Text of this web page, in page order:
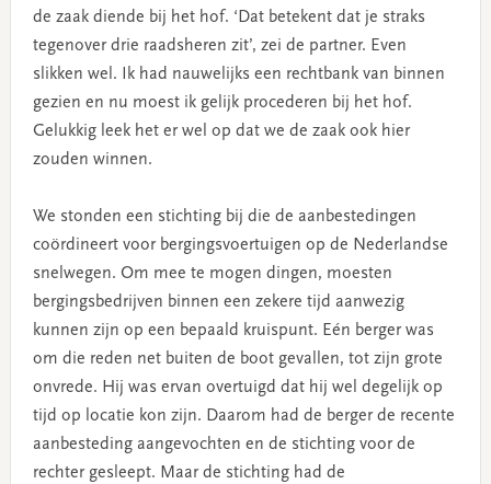
de zaak diende bij het hof. ‘Dat betekent dat je straks
tegenover drie raadsheren zit’, zei de partner. Even
slikken wel. Ik had nauwelijks een rechtbank van binnen
gezien en nu moest ik gelijk procederen bij het hof.
Gelukkig leek het er wel op dat we de zaak ook hier
zouden winnen.
We stonden een stichting bij die de aanbestedingen
coördineert voor bergingsvoertuigen op de Nederlandse
snelwegen. Om mee te mogen dingen, moesten
bergingsbedrijven binnen een zekere tijd aanwezig
kunnen zijn op een bepaald kruispunt. Eén berger was
om die reden net buiten de boot gevallen, tot zijn grote
onvrede. Hij was ervan overtuigd dat hij wel degelijk op
tijd op locatie kon zijn. Daarom had de berger de recente
aanbesteding aangevochten en de stichting voor de
rechter gesleept. Maar de stichting had de